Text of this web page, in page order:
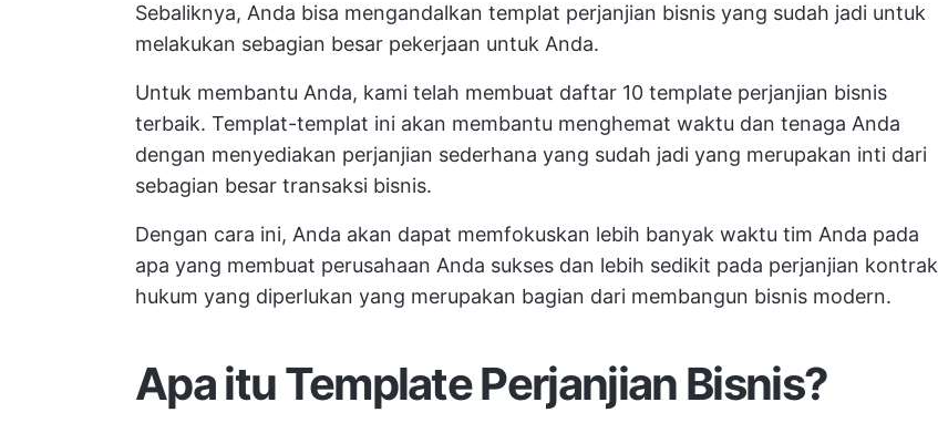
Sebaliknya, Anda bisa mengandalkan templat perjanjian bisnis yang sudah jadi untuk
melakukan sebagian besar pekerjaan untuk Anda.
Untuk membantu Anda, kami telah membuat daftar 10 template perjanjian bisnis
terbaik. Templat-templat ini akan membantu menghemat waktu dan tenaga Anda
dengan menyediakan perjanjian sederhana yang sudah jadi yang merupakan inti dari
sebagian besar transaksi bisnis.
Dengan cara ini, Anda akan dapat memfokuskan lebih banyak waktu tim Anda pada
apa yang membuat perusahaan Anda sukses dan lebih sedikit pada perjanjian kontrak
hukum yang diperlukan yang merupakan bagian dari membangun bisnis modern.
Apa itu Template Perjanjian Bisnis?